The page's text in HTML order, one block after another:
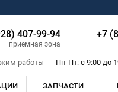
407-99-94
приемная зона
+7
работы Пн-Пт: с 9:00 до
ЗАПЧАСТИ